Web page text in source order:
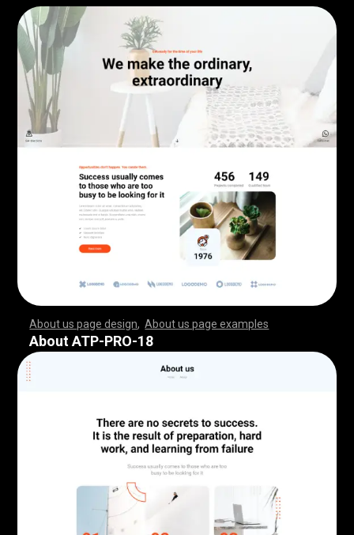
About us page design ,About us page examples
,,,,,,,,,,,,,,,,,,,,,,,, ,,,,,,,,,,,,,,,,,,,,,,,,,,,
,,,,,,,,,,,,,,,,,,,,,,,, ,,,,,,,,,,,,,,,,,,,,,,,,,,,
,,,,,,,,,,,,,,,,,,,,,,,, ,,,,,,,,,,,,,,,,,,,,,,,,,,,
,,,,,,,,,,,,,,,,,,,,,,,, ,,,,,,,,,,,,,,,,,,,,,,,,,,,
,,,,,,,,,,,,,,,,,,,,,,,, ,,,,,,,,,,,,,,,,,,,,,,,,,,,
,,,,,,,,,,,,,,,,,,,,,,,, ,,,,,,,,,,,,,,,,,,,,,,,,,,,
,,,,,,,,,,,,,,,,,,,,,,,, ,,,,,,,,,,,,,,,,,,,,,,,,,,,
,,,,,,,,,,,,,,,,,,,,,,,, ,,,,,,,,,,,,
About ATP-PRO-18